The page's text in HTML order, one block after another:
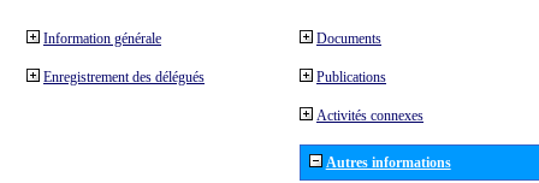
Information générale
Enregistrement des délégués
Documents
Publications
Activités connexes
Autres informations